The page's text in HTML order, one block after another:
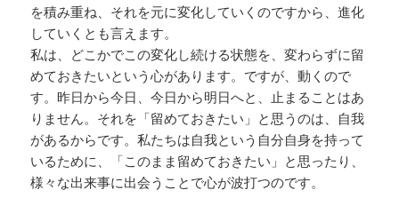
を積み重ね、それを元に変化していくのですから、進化
していくとも言えます。
私は、どこかでこの変化し続ける状態を、変わらずに留
めておきたいという心があります。ですが、動くので
す。昨日から今日、今日から明日へと、止まることはあ
りません。それを「留めておきたい」と思うのは、自我
があるからです。私たちは自我という自分自身を持って
いるために、「このまま留めておきたい」と思ったり、
様々な出来事に出会うことで心が波打つのです。